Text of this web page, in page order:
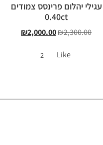
עגילי יהלום פרינסס צמודים
0.40ct
₪2,300.00
₪2,000.00
Like
2